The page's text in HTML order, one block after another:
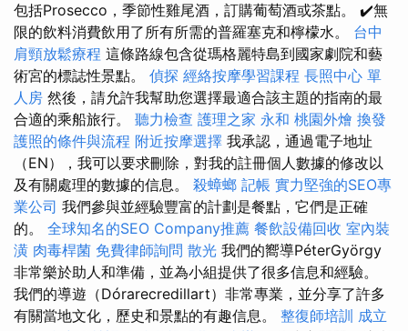
包括Prosecco，季節性雞尾酒，訂購葡萄酒或茶點。 ✔️無
限的飲料消費飲用了所有所需的普羅塞克和檸檬水。 台中
肩頸放鬆療程 這條路線包含從瑪格麗特島到國家劇院和藝
術宮的標誌性景點。 偵探 經絡按摩學習課程 長照中心 單
人房 然後，請允許我幫助您選擇最適合該主題的指南的最
合適的乘船旅行。 聽力檢查 護理之家 永和 桃園外燴 換發
護照的條件與流程 附近按摩選擇 我承認，通過電子地址
（EN），我可以要求刪除，對我的註冊個人數據的修改以
及有關處理的數據的信息。 殺蟑螂 記帳 實力堅強的SEO專
業公司 我們參與並經驗豐富的計劃是餐點，它們是正確
的。 全球知名的SEO Company推薦 餐飲設備回收 室內裝
潢 肉毒桿菌 免費律師詢問 散光 我們的嚮導PéterGyörgy
非常樂於助人和準備，並為小組提供了很多信息和經驗。
我們的導遊（Dórarecredillart）非常專業，並分享了許多
有關當地文化，歷史和景點的有趣信息。 整復師培訓 成立